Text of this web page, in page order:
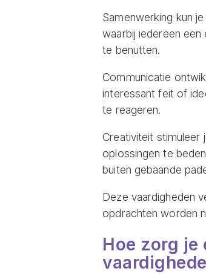
Samenwerking kun
waarbij iedereen
te benutten.
Communicatie
interessant feit of
te reageren.
Creativiteit stimuleer
oplossingen te
buiten gebaande
Deze vaardigheden
opdrachten worden
Hoe zorg je